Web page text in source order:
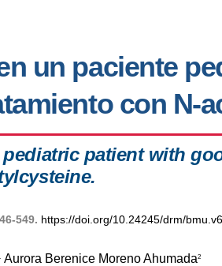
un paciente
con N-
patient with
549. https://doi.org/10.24245/drm/
Aurora Berenice Moreno Ahumada2